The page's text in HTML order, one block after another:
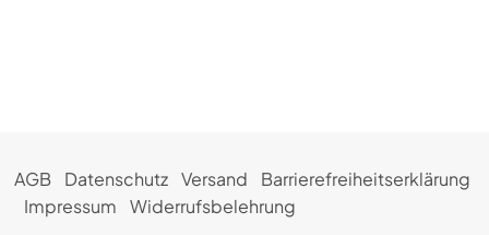
AGB Datenschutz Versand
Barrierefreiheitserklärung
Impressum
Widerrufsbelehrung